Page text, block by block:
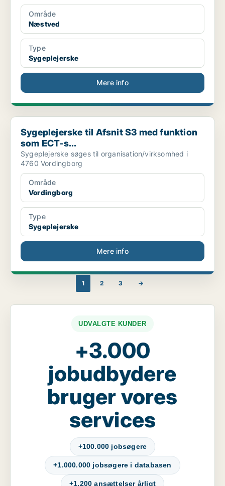
Område
Næstved
Type
Sygeplejerske
Mere info
Sygeplejerske til Afsnit S3 med funktion som ECT-s...
Sygeplejerske til Afsnit S3 med funktion
som ECT-s...
Sygeplejerske søges til organisation/virksomhed i
4760 Vordingborg
Område
Vordingborg
Type
Sygeplejerske
Mere info
1 2 3 →
UDVALGTE KUNDER
+3.000
jobudbydere
bruger vores
services
+100.000 jobsøgere
+1.000.000 jobsøgere i databasen
+1.200 ansættelser årligt